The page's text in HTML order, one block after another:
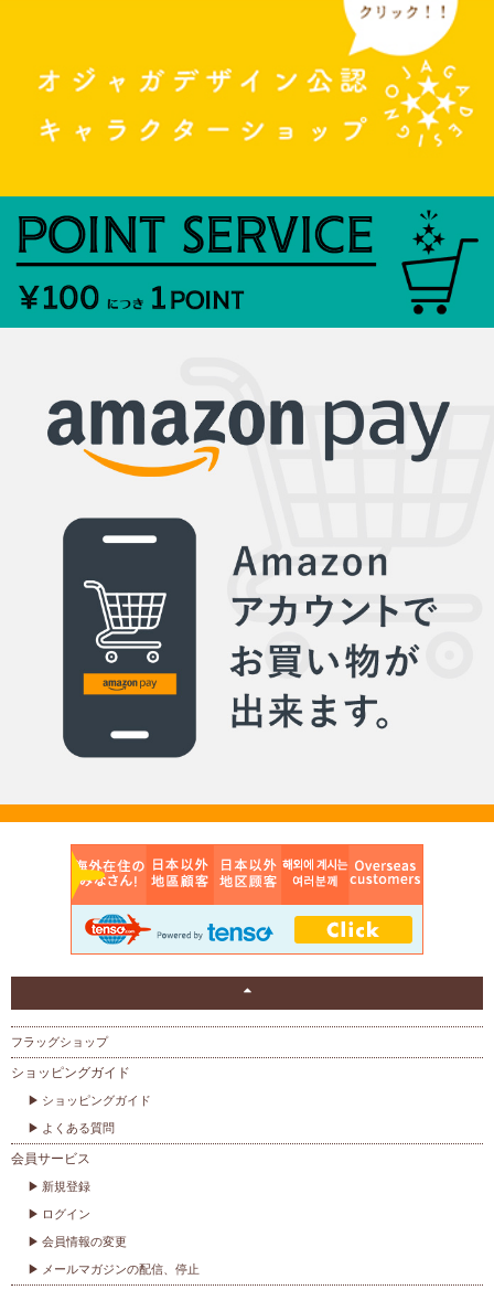
フラッグショップ
ショッピングガイド
ショッピングガイド
よくある質問
会員サービス
新規登録
ログイン
会員情報の変更
メールマガジンの配信、停止